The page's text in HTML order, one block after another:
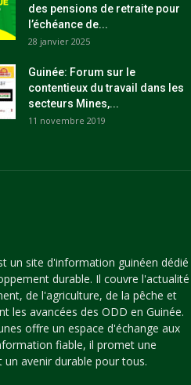
des pensions de retraite pour
l’échéance de...
28 janvier 2025
Guinée: Forum sur le
contentieux du travail dans les
secteurs Mines,...
11 novembre 2019
un site d'information guinéen dédié
durable. Il couvre l'actualité
de l'agriculture, de la pêche et
les avancées des ODD en Guinée.
offre un espace d'échange aux
fiable, il promet une
avenir durable pour tous.